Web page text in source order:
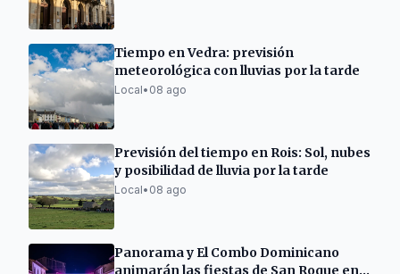
Tiempo en Vedra: previsión
meteorológica con lluvias por la tarde
Local• 08 ago
Previsión del tiempo en Rois: Sol, nubes
y posibilidad de lluvia por la tarde
Local• 08 ago
Panorama y El Combo Dominicano
animarán las fiestas de San Roque en